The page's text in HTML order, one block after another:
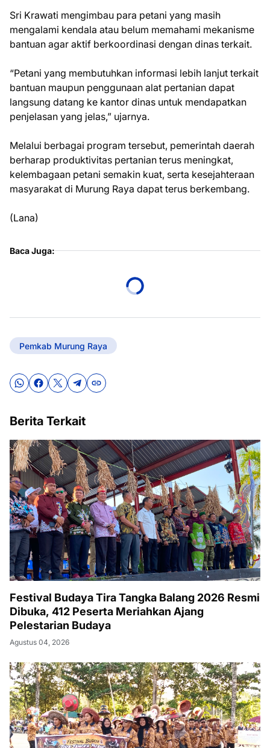
Sri Krawati mengimbau para petani yang masih
mengalami kendala atau belum memahami mekanisme
bantuan agar aktif berkoordinasi dengan dinas terkait.
“Petani yang membutuhkan informasi lebih lanjut terkait
bantuan maupun penggunaan alat pertanian dapat
langsung datang ke kantor dinas untuk mendapatkan
penjelasan yang jelas,” ujarnya.
Melalui berbagai program tersebut, pemerintah daerah
berharap produktivitas pertanian terus meningkat,
kelembagaan petani semakin kuat, serta kesejahteraan
masyarakat di Murung Raya dapat terus berkembang.
(Lana)
Baca Juga:
Pemkab Murung Raya
Berita Terkait
Festival Budaya Tira Tangka Balang 2026 Resmi
Dibuka, 412 Peserta Meriahkan Ajang
Pelestarian Budaya
Agustus 04, 2026